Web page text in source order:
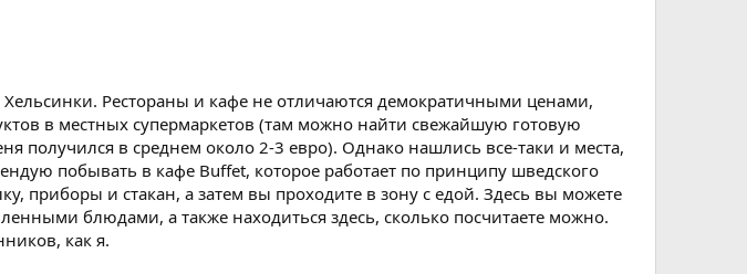
Рестораны и кафе не отличаются демократичными ценами,
в местных супермаркетов (там можно найти свежайшую готовую
получился в среднем около 2-3 евро). Однако нашлись все-таки и места,
побывать в кафе Buffet, которое работает по принципу шведского
приборы и стакан, а затем вы проходите в зону с едой. Здесь вы можете
блюдами, а также находиться здесь, сколько посчитаете можно.
как я.